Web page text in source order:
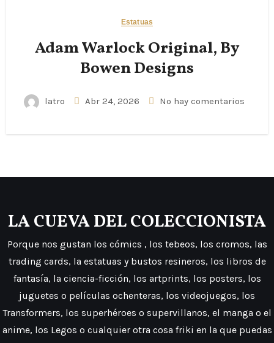
Estatuas
Adam Warlock Original, By
Bowen Designs
latro Abr 24, 2026 No hay comentarios
LA CUEVA DEL COLECCIONISTA
Porque nos gustan los cómics , los tebeos, los cromos, las
trading cards, la estatuas y bustos resineros, los libros de
fantasía, la ciencia-ficción, los artprints, los posters, los
juguetes o películas ochenteras, los videojuegos, los
Transformers, los superhéroes o supervillanos, el manga o el
anime, los Legos o cualquier otra cosa friki en la que puedas